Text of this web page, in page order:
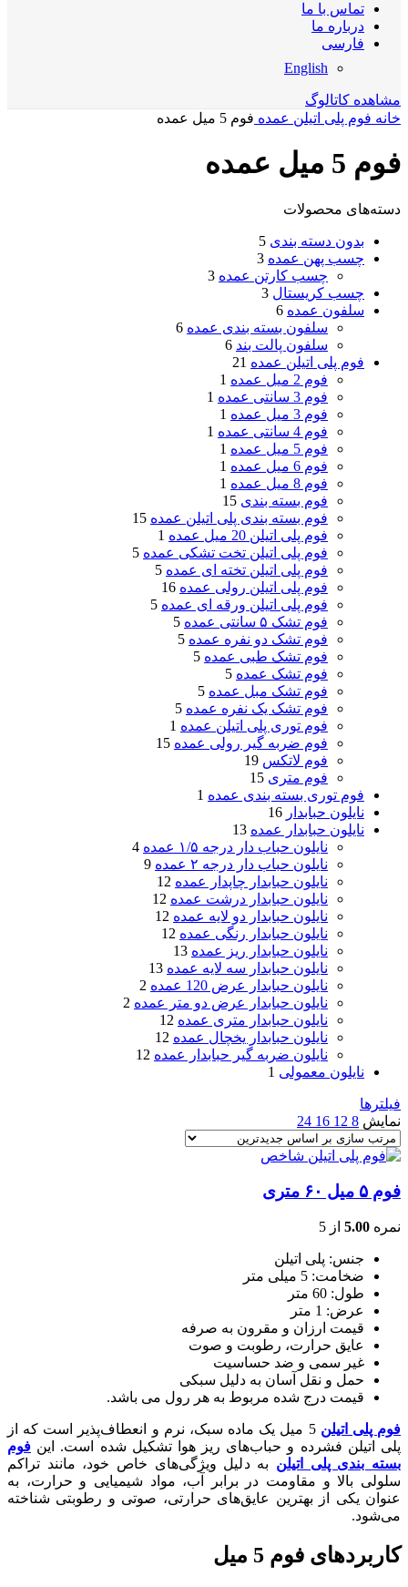
تماس با ما
درباره ما
فارسی
English
مشاهده کاتالوگ
خانه فوم پلی اتیلن عمده فوم 5 میل عمده
فوم 5 میل عمده
دسته‌های محصولات
بدون دسته بندی 5
چسب پهن عمده 3
چسب کارتن عمده 3
چسب کریستال 3
سلفون عمده 6
سلفون بسته بندی عمده 6
سلفون پالت بند 6
فوم پلی اتیلن عمده 21
فوم 2 میل عمده
1
فوم 3 سانتی عمده
1
فوم 3 میل عمده
1
فوم 4 سانتی عمده
1
فوم 5 میل عمده
1
فوم 6 میل عمده
1
فوم 8 میل عمده
1
فوم بسته بندی 15
فوم بسته بندی پلی اتیلن عمده 15
فوم پلی اتیلن 20 میل عمده
1
فوم پلی اتیلن تخت تشکی عمده 5
فوم پلی اتیلن تخته ای عمده 5
فوم پلی اتیلن رولی عمده 16
فوم پلی اتیلن ورقه ای عمده 5
فوم تشک ۵ سانتی عمده
5
فوم تشک دو نفره عمده 5
فوم تشک طبی عمده 5
فوم تشک عمده 5
فوم تشک مبل عمده 5
فوم تشک یک نفره عمده 5
فوم توری پلی اتیلن عمده 1
فوم ضربه گیر رولی عمده 15
فوم لاتکس 19
فوم متری 15
فوم توری بسته بندی عمده 1
نایلون حبابدار 16
نایلون حبابدار عمده 13
نایلون حباب دار درجه ۱/۵ عمده
4
نایلون حباب دار درجه ۲ عمده
9
نایلون حبابدار چاپدار عمده 12
نایلون حبابدار درشت عمده 12
نایلون حبابدار دو لایه عمده 12
نایلون حبابدار رنگی عمده 12
نایلون حبابدار ریز عمده 13
نایلون حبابدار سه لایه عمده 13
نایلون حبابدار عرض 120 عمده
2
نایلون حبابدار عرض دو متر عمده 2
نایلون حبابدار متری عمده 12
نایلون حبابدار یخچال عمده 12
نایلون ضربه گیر حبابدار عمده 12
نایلون معمولی 1
فیلترها
نمایش 8
12
16
24
فوم ۵ میل ۶۰ متری
نمره 5.00 از 5
جنس: پلی اتیلن
ضخامت: 5 میلی متر
طول: 60 متر
عرض: 1 متر
قیمت ارزان و مقرون به صرفه
عایق حرارت، رطوبت و صوت
غیر سمی و ضد حساسیت
حمل و نقل آسان به دلیل سبکی
قیمت درج شده مربوط به هر رول می باشد.
فوم پلی اتیلن
5 میل یک ماده سبک، نرم و انعطاف‌پذیر است که از
پلی اتیلن فشرده و حباب‌های ریز هوا تشکیل شده است. این فوم
بسته بندی پلی اتیلن به دلیل ویژگی‌های خاص خود، مانند تراکم
سلولی بالا و مقاومت در برابر آب، مواد شیمیایی و حرارت، به
عنوان یکی از بهترین عایق‌های حرارتی، صوتی و رطوبتی شناخته
می‌شود.
کاربردهای فوم 5 میل